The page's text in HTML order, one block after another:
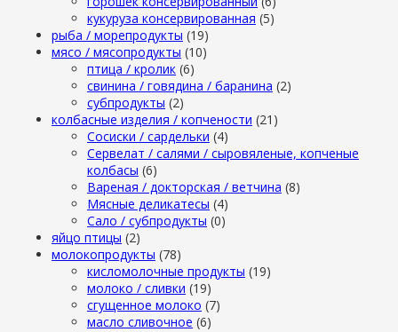
кукуруза консервированная (5)
рыба / морепродукты (19)
мясо / мясопродукты (10)
птица / кролик (6)
свинина / говядина / баранина (2)
субпродукты (2)
колбасные изделия / копчености (21)
Сосиски / сардельки (4)
Сервелат / салями / сыровяленые, копченые
колбасы (6)
Вареная / докторская / ветчина (8)
Мясные деликатесы (4)
Сало / субпродукты (0)
яйцо птицы (2)
молокопродукты (78)
кисломолочные продукты (19)
молоко / сливки (19)
сгущенное молоко (7)
масло сливочное (6)